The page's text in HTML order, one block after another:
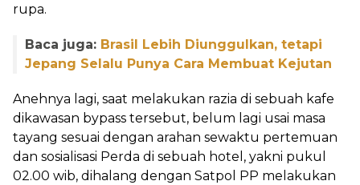
rupa.
Baca juga: Brasil Lebih Diunggulkan, tetapi
Jepang Selalu Punya Cara Membuat Kejutan
Anehnya lagi, saat melakukan razia di sebuah kafe
dikawasan bypass tersebut, belum lagi usai masa
tayang sesuai dengan arahan sewaktu pertemuan
dan sosialisasi Perda di sebuah hotel, yakni pukul
02.00 wib, dihalang dengan Satpol PP melakukan